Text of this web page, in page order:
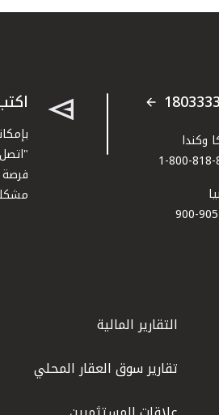
وكندا
1-800-
900-
فرصة
التقارير المالية
تقارير سوق العقار المحلي